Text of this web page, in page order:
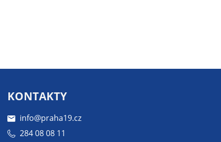
KONTAKTY
info@praha19.cz
284 08 08 11